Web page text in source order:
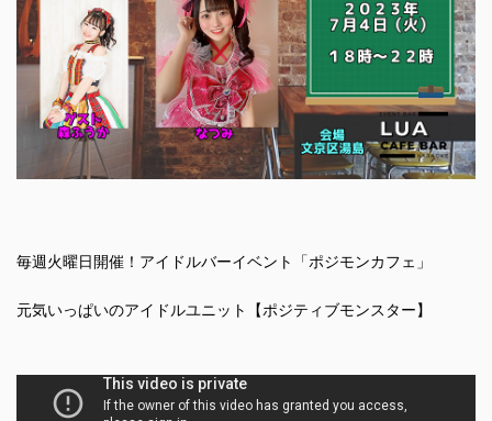
毎週火曜日開催！アイドルバーイベント「ポジモンカフェ」
元気いっぱいのアイドルユニット【ポジティブモンスター】